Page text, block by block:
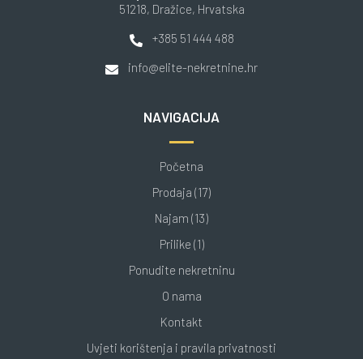
51218, Dražice, Hrvatska
+385 51 444 488
info@elite-nekretnine.hr
NAVIGACIJA
Početna
Prodaja (17)
Najam (13)
Prilike (1)
Ponudite nekretninu
O nama
Kontakt
Uvjeti korištenja i pravila privatnosti